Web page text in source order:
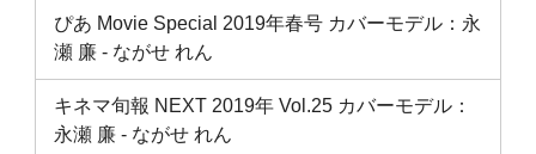
ぴあ Movie Special 2019年春号 カバーモデル：永
瀬 廉 ‐ ながせ れん
キネマ旬報 NEXT 2019年 Vol.25 カバーモデル：
永瀬 廉 ‐ ながせ れん